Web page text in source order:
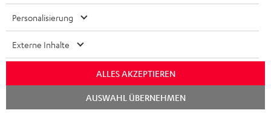
UNSER MANAGEMENT
NACHHALTIGKEIT
UNSERE WERTE
BILDUNGSRABATT
SPANIEN
Technische Änderungen, Tippfehler und Irrtum vorbehalten. Das auf unseren
Fotos abgebildete Zubehör ist nicht im Lieferumfang enthalten. Etwaige
Entsorgungsgebühren für Batterien sind im Preis inbegriffen.
Impressum AGB Datenschutz Daten-Einstellungen EU Data Act
Personalisierung
Externe Inhalte
ALLES AKZEPTIEREN
AUSWAHL ÜBERNEHMEN